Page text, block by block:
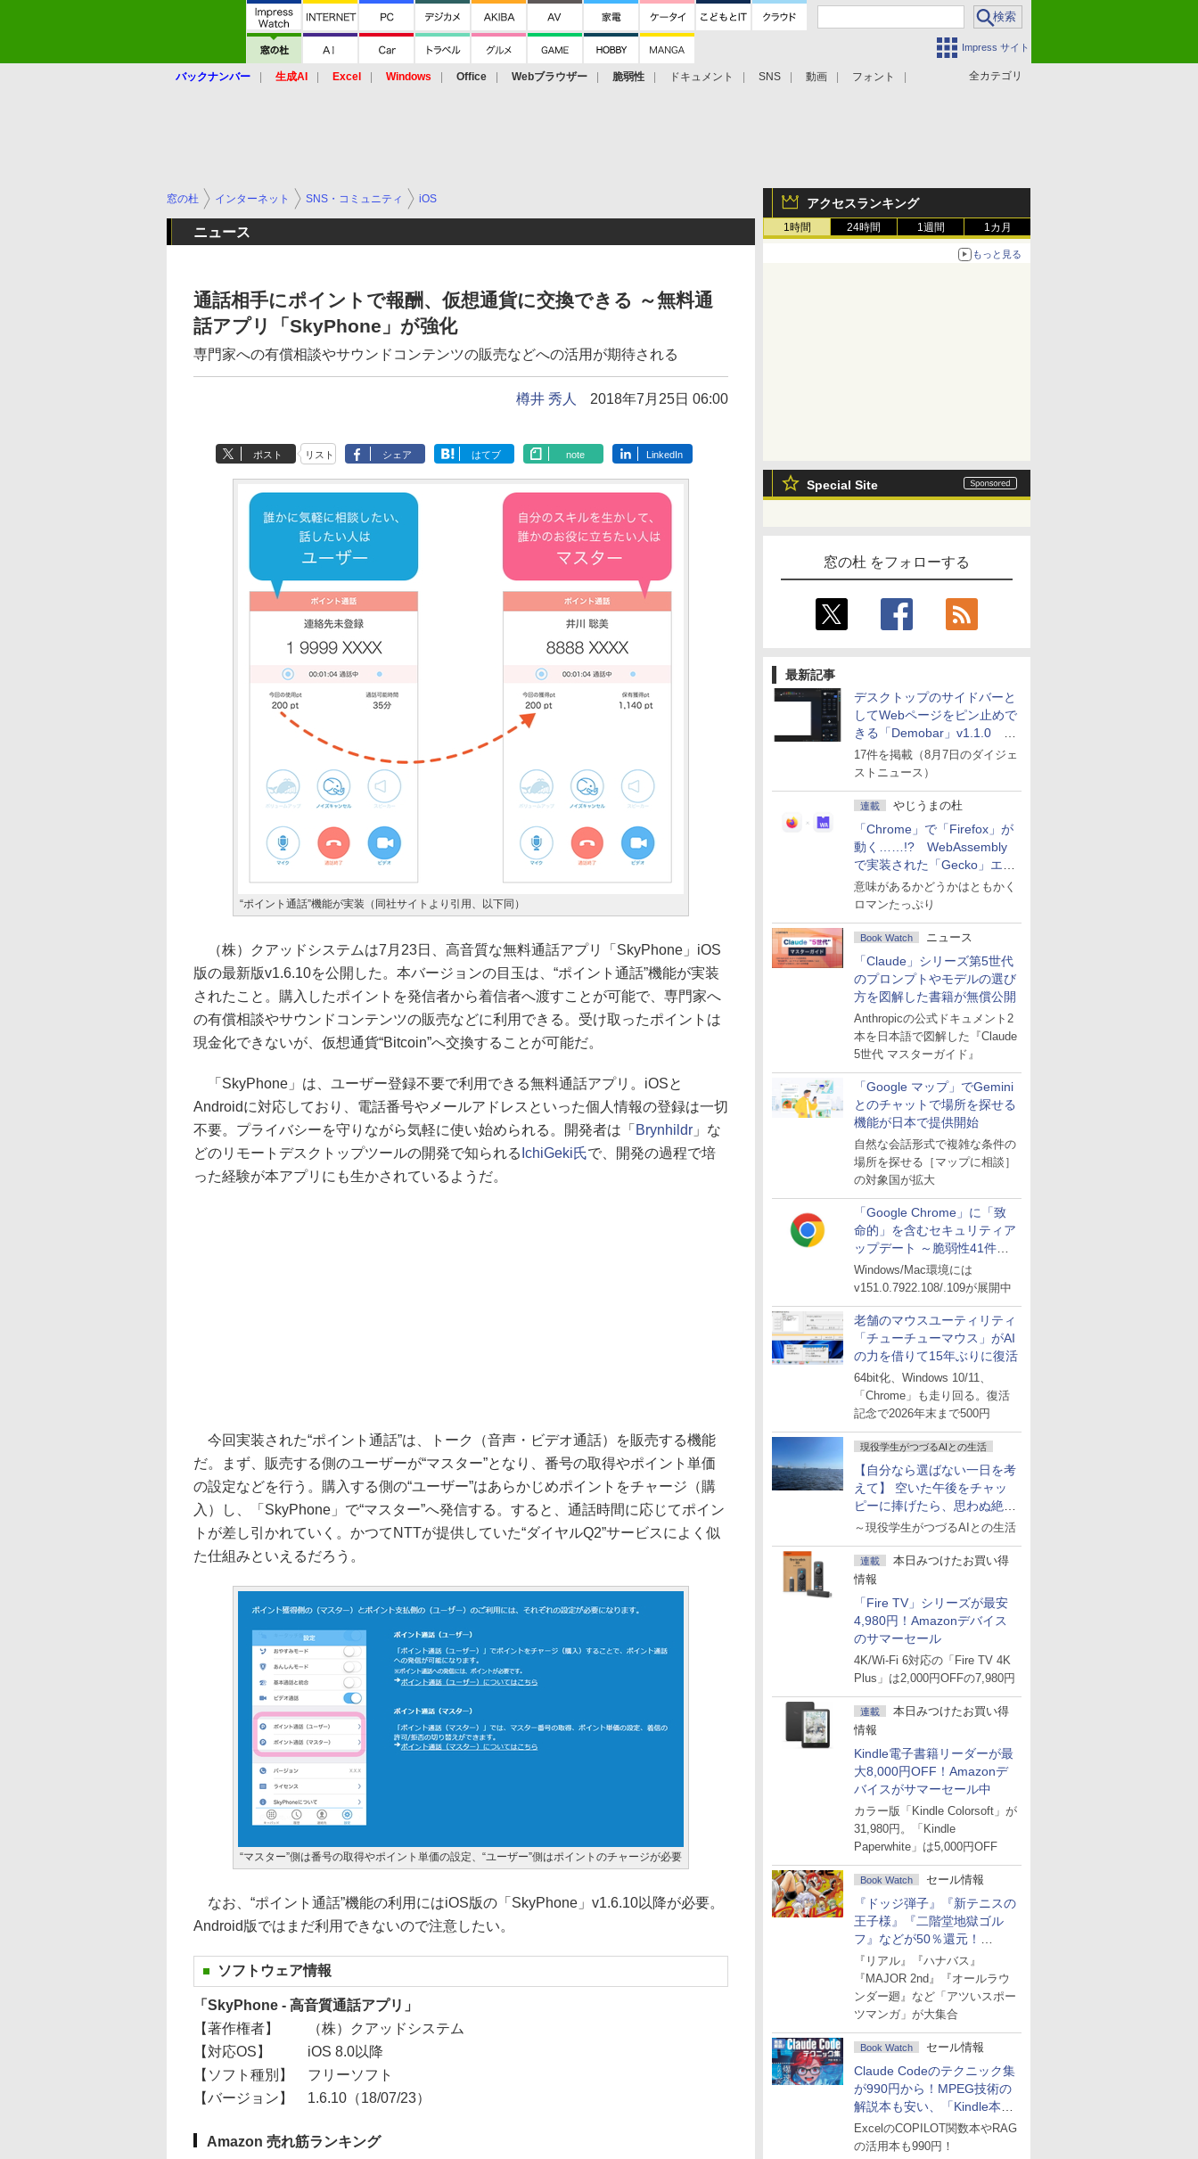
Impress サイト
全カテゴリ
バックナンバー 生成AI Excel Windows Office Webブラウザー 脆弱性 ドキュメント SNS 動画 フォント
アクセスランキング
1時間 24時間 1週間 1カ月
もっと見る
Special Site
窓の杜 をフォローする
最新記事
デスクトップのサイドバーと
してWebページをピン止めで
きる「Demobar」v1.1.0 ほ
か
17件を掲載（8月7日のダイジェ
ストニュース）
連載 やじうまの杜
「Chrome」で「Firefox」が
動く……!? WebAssembly
で実装された「Gecko」エン
ジン
意味があるかどうかはともかく
ロマンたっぷり
Book Watch ニュース
「Claude」シリーズ第5世代
のプロンプトやモデルの選び
方を図解した書籍が無償公開
Anthropicの公式ドキュメント2
本を日本語で図解した『Claude
5世代 マスターガイド』
「Google マップ」でGemini
とのチャットで場所を探せる
機能が日本で提供開始
自然な会話形式で複雑な条件の
場所を探せる［マップに相談］
の対象国が拡大
「Google Chrome」に「致
命的」を含むセキュリティア
ップデート ～脆弱性41件に
対処
Windows/Mac環境には
v151.0.7922.108/.109が展開中
老舗のマウスユーティリティ
「チューチューマウス」がAI
の力を借りて15年ぶりに復活
64bit化、Windows 10/11、
「Chrome」も走り回る。復活
記念で2026年末まで500円
現役学生がつづるAIとの生活
【自分なら選ばない一日を考
えて】 空いた午後をチャッ
ピーに捧げたら、思わぬ絶景
に出会った話
～現役学生がつづるAIとの生活
連載
本日みつけたお買い得
情報
「Fire TV」シリーズが最安
4,980円！Amazonデバイス
のサマーセール
4K/Wi-Fi 6対応の「Fire TV 4K
Plus」は2,000円OFFの7,980円
連載
本日みつけたお買い得
情報
Kindle電子書籍リーダーが最
大8,000円OFF！Amazonデ
バイスがサマーセール中
カラー版「Kindle Colorsoft」が
31,980円。「Kindle
Paperwhite」は5,000円OFF
Book Watch セール情報
『ドッジ弾子』『新テニスの
王子様』『二階堂地獄ゴル
フ』などが50％還元！
Amazonマンガ週末セール
『リアル』『ハナバス』
『MAJOR 2nd』『オールラウ
ンダー廻』など「アツいスポー
ツマンガ」が大集合
Book Watch セール情報
Claude Codeのテクニック集
が990円から！MPEG技術の
解説本も安い、「Kindle本サ
マーセール」第2弾開始！
ExcelのCOPILOT関数本やRAG
の活用本も990円！
窓の杜 インターネット SNS・コミュニティ iOS
ニュース
通話相手にポイントで報酬、仮想通貨に交換できる ～無料通
話アプリ「SkyPhone」が強化
専門家への有償相談やサウンドコンテンツの販売などへの活用が期待される
樽井 秀人 2018年7月25日 06:00
ポスト リスト シェア はてブ note LinkedIn
“ポイント通話”機能が実装（同社サイトより引用、以下同）
（株）クアッドシステムは7月23日、高音質な無料通話アプリ「SkyPhone」iOS
版の最新版v1.6.10を公開した。本バージョンの目玉は、“ポイント通話”機能が実装
されたこと。購入したポイントを発信者から着信者へ渡すことが可能で、専門家へ
の有償相談やサウンドコンテンツの販売などに利用できる。受け取ったポイントは
現金化できないが、仮想通貨“Bitcoin”へ交換することが可能だ。
「SkyPhone」は、ユーザー登録不要で利用できる無料通話アプリ。iOSと
Androidに対応しており、電話番号やメールアドレスといった個人情報の登録は一切
不要。プライバシーを守りながら気軽に使い始められる。開発者は「 Brynhildr 」な
どのリモートデスクトップツールの開発で知られる IchiGeki氏で、開発の過程で培
った経験が本アプリにも生かされているようだ。
今回実装された“ポイント通話”は、トーク（音声・ビデオ通話）を販売する機能
だ。まず、販売する側のユーザーが“マスター”となり、番号の取得やポイント単価
の設定などを行う。購入する側の“ユーザー”はあらかじめポイントをチャージ（購
入）し、「SkyPhone」で“マスター”へ発信する。すると、通話時間に応じてポイン
トが差し引かれていく。かつてNTTが提供していた“ダイヤルQ2”サービスによく似
た仕組みといえるだろう。
“マスター”側は番号の取得やポイント単価の設定、“ユーザー”側はポイントのチャージが必要
なお、“ポイント通話”機能の利用にはiOS版の「SkyPhone」v1.6.10以降が必要。
Android版ではまだ利用できないので注意したい。
ソフトウェア情報
「SkyPhone - 高音質通話アプリ」
【著作権者】
（株）クアッドシステム
【対応OS】
iOS 8.0以降
【ソフト種別】
フリーソフト
【バージョン】
1.6.10（18/07/23）
Amazon 売れ筋ランキング